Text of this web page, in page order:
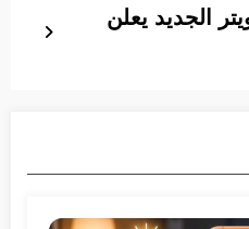
الجديد يعلن